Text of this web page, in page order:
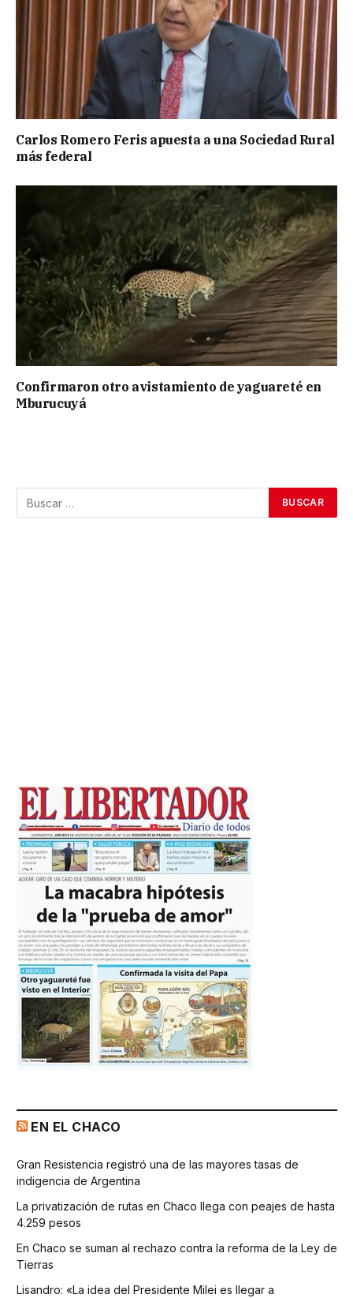
Carlos Romero Feris apuesta a una Sociedad Rural
más federal
Confirmaron otro avistamiento de yaguareté en
Mburucuyá
EN EL CHACO
Gran Resistencia registró una de las mayores tasas de
indigencia de Argentina
La privatización de rutas en Chaco llega con peajes de hasta
4.259 pesos
En Chaco se suman al rechazo contra la reforma de la Ley de
Tierras
Lisandro: «La idea del Presidente Milei es llegar a